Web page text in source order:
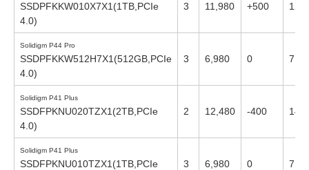
SSDPFKKW010X7X1(1TB,PCIe
4.0)
3 11,980 +500
Solidigm P44 Pro
SSDPFKKW512H7X1(512GB,PCIe
4.0)
3 6,980 0
Solidigm P41 Plus
SSDFPKNU020TZX1(2TB,PCIe
4.0)
2 12,480 -400
Solidigm P41 Plus
SSDFPKNU010TZX1(1TB,PCIe
3 6,980 0